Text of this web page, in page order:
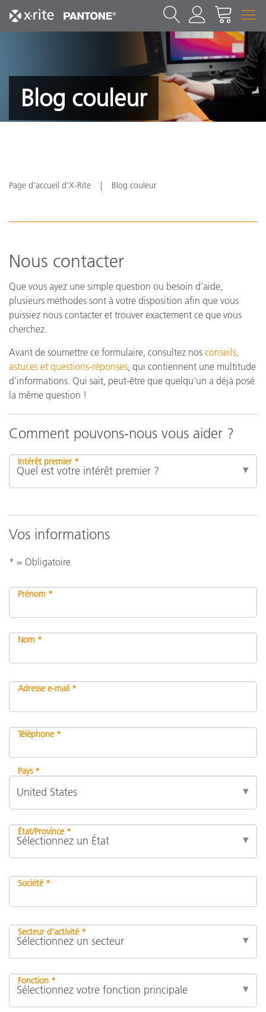
Blog couleur
Page d’accueil d’X-Rite Blog couleur
Nous contacter
Que vous ayez une simple question ou besoin d’aide,
plusieurs méthodes sont à votre disposition afin que vous
puissiez nous contacter et trouver exactement ce que vous
cherchez.
Avant de soumettre ce formulaire, consultez nos conseils,
astuces et questions-réponses, qui contiennent une multitude
d’informations. Qui sait, peut-être que quelqu’un a déjà posé
la même question !
Comment pouvons-nous vous aider ?
Intérêt premier *
Vos informations
* = Obligatoire
Prénom *
Nom *
Adresse e-mail *
Téléphone *
Pays *
État/Province *
Société *
Secteur d’activité *
Fonction *